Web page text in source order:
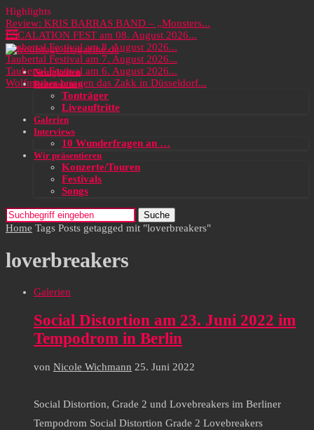
Highlights
Review: KRIS BARRAS BAND – „Monsters...
ESCALATION FEST am 08. August 2026...
Taubertal Festival am 8. August 2026...
Taubertal Festival am 7. August 2026...
Taubertal Festival am 6. August 2026...
Wolfmother bringen das Zakk in Düsseldorf...
Neuigkeiten
Rezensionen
Tonträger
Liveauftritte
Galerien
Interviews
10 Wunderfragen an …
Wir präsentieren
Konzerte/Touren
Festivals
Songs
Suche
Home Tags Posts getagged mit "loverbreakers"
loverbreakers
Galerien
Social Distortion am 23. Juni 2022 im
Tempodrom in Berlin
von Nicole Wichmann 25. Juni 2022
Social Distortion, Grade 2 und Lovebreakers im Berliner
Tempodrom Social Distortion Grade 2 Lovebreakers